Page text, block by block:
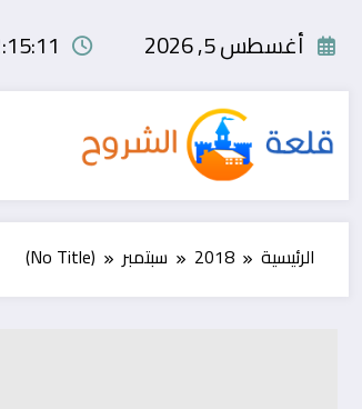
أغسطس 5, 2026 PM
الرئيسية 2018 سبتمبر (No Title)